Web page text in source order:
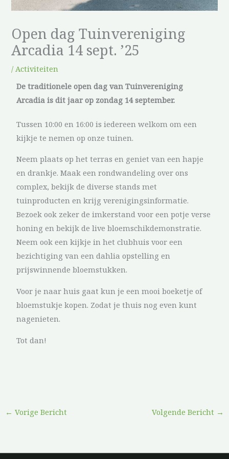
Open dag Tuinvereniging
Arcadia 14 sept. ’25
/ Activiteiten
De traditionele open dag van Tuinvereniging
Arcadia is dit jaar op zondag 14 september.
Tussen 10:00 en 16:00 is iedereen welkom om een
kijkje te nemen op onze tuinen.
Neem plaats op het terras en geniet van een hapje
en drankje. Maak een rondwandeling over ons
complex, bekijk de diverse stands met
tuinproducten en krijg verenigingsinformatie.
Bezoek ook zeker de imkerstand voor een potje verse
honing en bekijk de live bloemschikdemonstratie.
Neem ook een kijkje in het clubhuis voor een
bezichtiging van een dahlia opstelling en
prijswinnende bloemstukken.
Voor je naar huis gaat kun je een mooi boeketje of
bloemstukje kopen. Zodat je thuis nog even kunt
nagenieten.
Tot dan!
← Vorige Bericht Volgende Bericht →